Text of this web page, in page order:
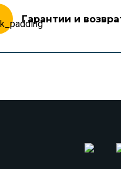
Гарантии и